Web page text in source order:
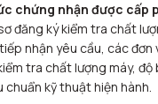
chứng nhận được cấp
đăng ký kiểm tra chất
nhận yêu cầu, các đơn
tra chất lượng máy,
chuẩn kỹ thuật hiện hành.